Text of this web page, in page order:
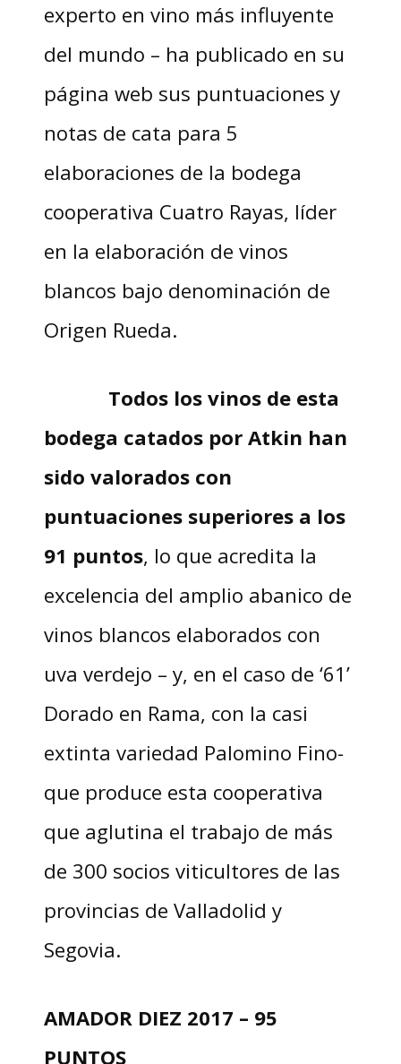
experto en vino más influyente
del mundo – ha publicado en su
página web sus puntuaciones y
notas de cata para 5
elaboraciones de la bodega
cooperativa Cuatro Rayas, líder
en la elaboración de vinos
blancos bajo denominación de
Origen Rueda.
Todos los vinos de esta
bodega catados por Atkin han
sido valorados con
puntuaciones superiores a los
91 puntos, lo que acredita la
excelencia del amplio abanico de
vinos blancos elaborados con
uva verdejo – y, en el caso de ‘61’
Dorado en Rama, con la casi
extinta variedad Palomino Fino-
que produce esta cooperativa
que aglutina el trabajo de más
de 300 socios viticultores de las
provincias de Valladolid y
Segovia.
AMADOR DIEZ 2017 – 95
PUNTOS